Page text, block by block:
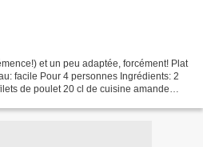
et un peu adaptée, forcément! Plat
facile Pour 4 personnes Ingrédients: 2
de poulet 20 cl de cuisine amande